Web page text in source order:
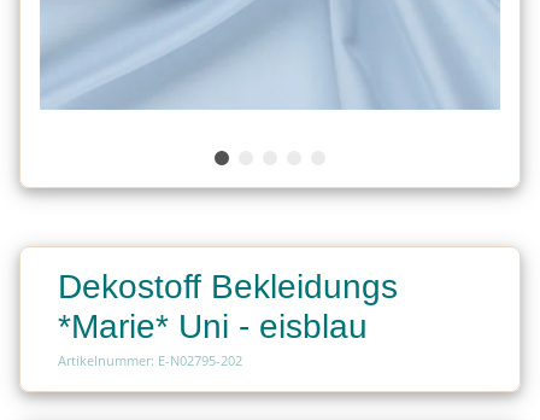
Dekostoff Bekleidungs
*Marie* Uni - eisblau
Artikelnummer: E-N02795-202